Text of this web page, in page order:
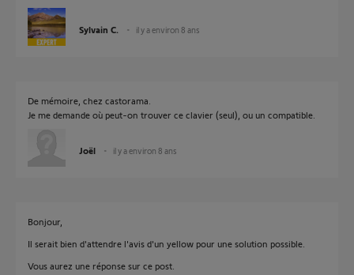
Sylvain C. il y a environ 8 ans
De mémoire, chez castorama.
Je me demande où peut-on trouver ce clavier (seul), ou un compatible.
Joël il y a environ 8 ans
Bonjour,
Il serait bien d'attendre l'avis d'un yellow pour une solution possible.
Vous aurez une réponse sur ce post.